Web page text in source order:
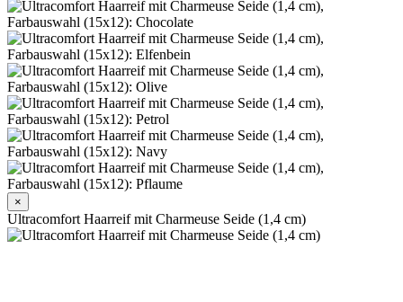
×
Ultracomfort Haarreif mit Charmeuse Seide (1,4 cm)